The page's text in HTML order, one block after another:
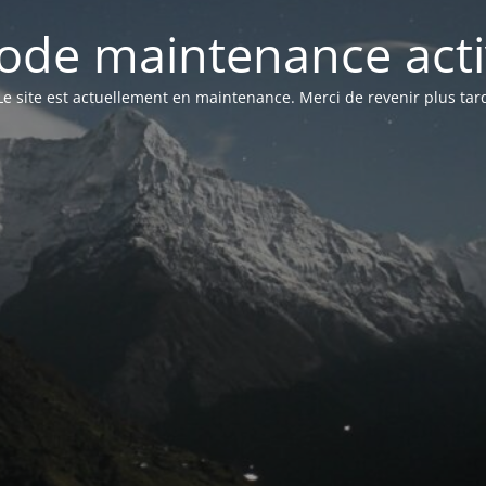
maintenance
site est actuellement en maintenance. Merci de revenir plus